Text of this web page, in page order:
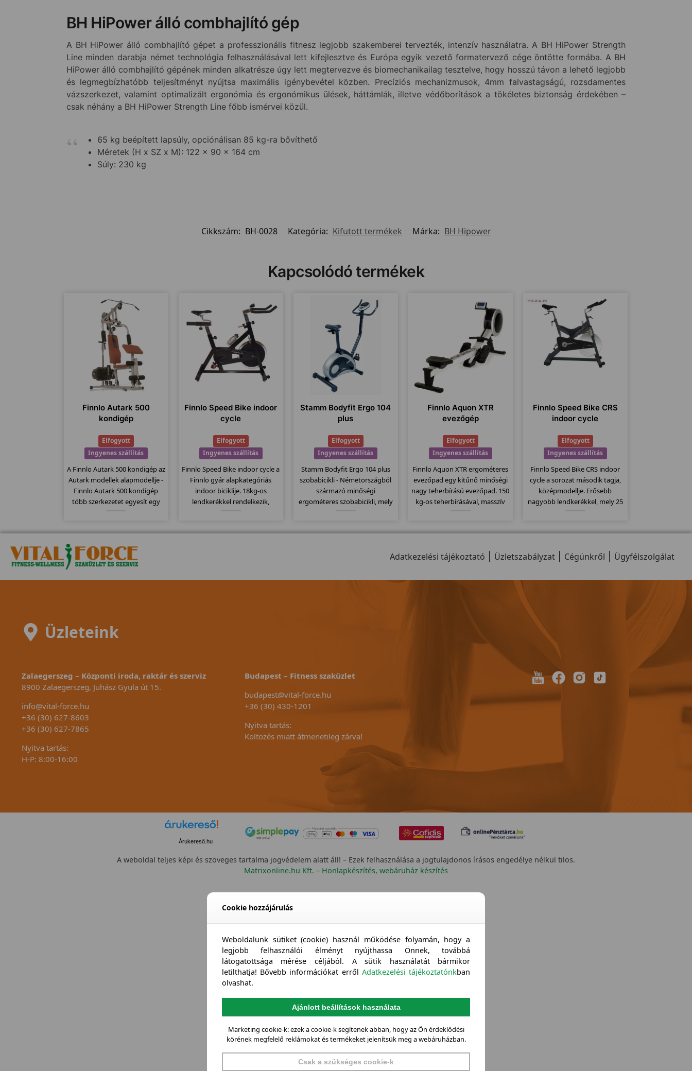
BH HiPower álló combhajlító gép
A BH HiPower álló combhajlító gépet a professzionális fitnesz legjobb szakemberei tervezték, intenzív használatra. A BH HiPower Strength
Line minden darabja német technológia felhasználásával lett kifejlesztve és Európa egyik vezető formatervező cége öntötte formába. A BH
HiPower álló combhajlító gépének minden alkatrésze úgy lett megtervezve és biomechanikailag tesztelve, hogy hosszú távon a lehető legjobb
és legmegbízhatóbb teljesítményt nyújtsa maximális igénybevétel közben. Precíziós mechanizmusok, 4mm falvastagságú, rozsdamentes
vázszerkezet, valamint optimalizált ergonómia és ergonómikus ülések, háttámlák, illetve védőborítások a tökéletes biztonság érdekében –
csak néhány a BH HiPower Strength Line főbb ismérvei közül.
65 kg beépített lapsúly, opciónálisan 85 kg-ra bővíthető
Méretek (H x SZ x M): 122 x 90 x 164 cm
Súly: 230 kg
Cikkszám: BH-0028 Kategória: Kifutott termékek Márka: BH Hipower
Kapcsolódó termékek
Finnlo Autark 500
kondigép
Elfogyott
Ingyenes szállítás
A Finnlo Autark 500 kondigép az
Autark modellek alapmodellje -
Finnlo Autark 500 kondigép
több szerkezetet egyesít egy
húzódzkodás, pillangó,
láberősítő...stb.
Finnlo Speed Bike indoor
cycle
Elfogyott
Ingyenes szállítás
Finnlo Speed Bike indoor cycle a
Finnlo gyár alapkategóriás
indoor biciklije. 18kg-os
lendkerékkel rendelkezik,
Kitűnően alkalmas erőltetett
Stamm Bodyfit Ergo 104
plus
Elfogyott
Ingyenes szállítás
Stamm Bodyfit Ergo 104 plus
szobabicikli - Németországból
származó minőségi
ergométeres szobabicikli, mely
extra 150kg-os teherbírás is
Finnlo Aquon XTR
evezőgép
Elfogyott
Ingyenes szállítás
Finnlo Aquon XTR ergométeres
evezőpad egy kitűnő minőségi
nagy teherbírású evezőpad. 150
kg-os teherbírásával, masszív
állítható nehézségi szint, 11
modell.
Finnlo Speed Bike CRS
indoor cycle
Elfogyott
Ingyenes szállítás
Finnlo Speed Bike CRS indoor
cycle a sorozat második tagja,
középmodellje. Erősebb
nagyobb lendkerékkel, mely 25
Computere kompatibilis a
Adatkezelési tájékoztató Üzletszabályzat Cégünkről Ügyfélszolgálat
Üzleteink
Zalaegerszeg – Központi iroda, raktár és szerviz
8900 Zalaegerszeg, Juhász Gyula út 15.
info@vital-force.hu
+36 (30) 627-8603
+36 (30) 627-7865
Nyitva tartás:
H-P: 8:00-16:00
Budapest – Fitness szaküzlet
budapest@vital-force.hu
+36 (30) 430-1201
Nyitva tartás:
Költözés miatt átmenetileg zárva!
Árukereső.hu
A weboldal teljes képi és szöveges tartalma jogvédelem alatt áll! – Ezek felhasználása a jogtulajdonos írásos engedélye nélkül tilos.
Matrixonline.hu Kft. – Honlapkészítés, webáruház készítés
Cookie hozzájárulás
Weboldalunk sütiket (cookie) használ működése folyamán, hogy a
legjobb felhasználói élményt nyújthassa Önnek, továbbá
látogatottsága mérése céljából. A sütik használatát bármikor
letilthatja! Bővebb információkat erről Adatkezelési tájékoztatónkban
olvashat.
Ajánlott beállítások használata
Marketing cookie-k: ezek a cookie-k segítenek abban, hogy az Ön érdeklődési
körének megfelelő reklámokat és termékeket jelenítsük meg a webáruházban.
Csak a szükséges cookie-k